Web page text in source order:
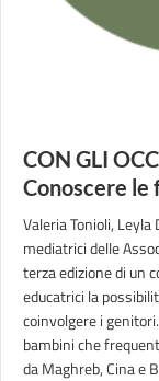
CON GLI
Conoscere le
Valeria Tonioli,
mediatrici delle
terza edizione di un
educatrici la
coinvolgere i
bambini che
da Maghreb, Cina e